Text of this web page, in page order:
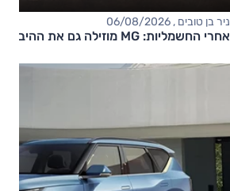
ניר בן טובים , 06/08/2026
אחרי החשמליות: MG מוזילה גם את ההיברידיות